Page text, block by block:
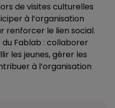
de visites culturelles
à l’organisation
renforcer le lien social.
Fablab : collaborer
les jeunes, gérer les
à l’organisation